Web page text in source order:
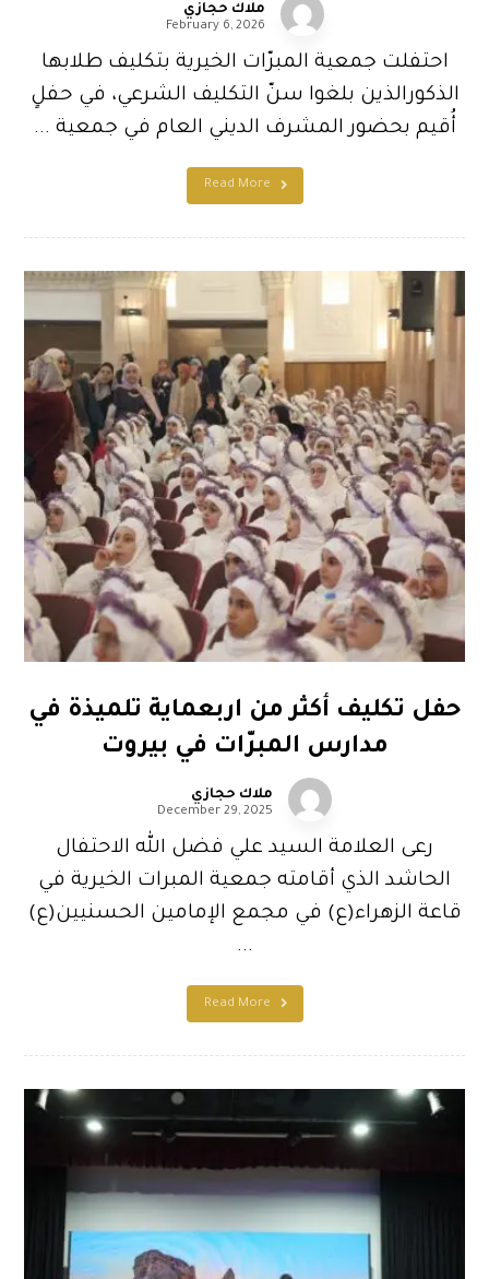
ملاك حجازي
February 6, 2026
احتفلت جمعية المبرّات الخيرية بتكليف طلابها
الذكورالذين بلغوا سنّ التكليف الشرعي، في حفلٍ
أُقيم بحضور المشرف الديني العام في جمعية ...
Read More
حفل تكليف أكثر من اربعماية تلميذة في
مدارس المبرّات في بيروت
ملاك حجازي
December 29, 2025
رعى العلامة السيد علي فضل الله الاحتفال
الحاشد الذي أقامته جمعية المبرات الخيرية في
قاعة الزهراء(ع) في مجمع الإمامين الحسنيين(ع)
...
Read More